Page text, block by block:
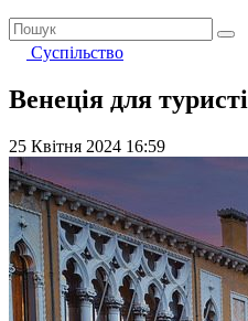
Суспільство
Венеція для
25 Квітня 2024 16:59